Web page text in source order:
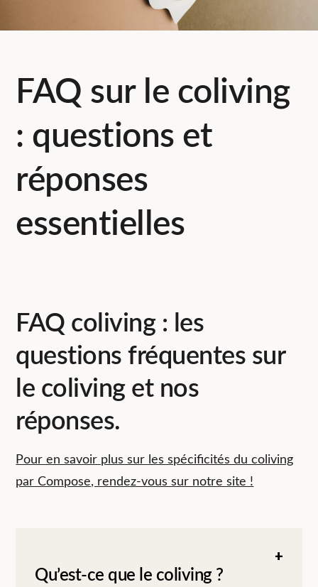
FAQ sur le coliving
: questions et
réponses
essentielles
FAQ coliving : les
questions fréquentes sur
le coliving et nos
réponses.
Pour en savoir plus sur les spécificités du coliving
par Compose, rendez-vous sur notre site !
Qu’est-ce que le coliving ?